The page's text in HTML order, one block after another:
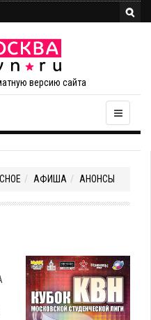
версию сайта
АФИША АНОНСЫ